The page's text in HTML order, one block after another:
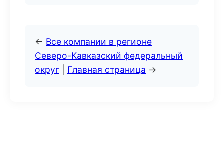
← Все компании в регионе
Северо-Кавказский федеральный
округ
Главная страница →